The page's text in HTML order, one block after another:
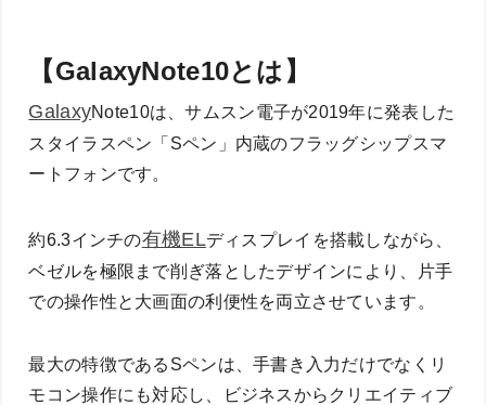
【GalaxyNote10とは】
GalaxyNote10は、サムスン電子が2019年に発表した
スタイラスペン「Sペン」内蔵のフラッグシップスマ
ートフォンです。
約6.3インチの有機ELディスプレイを搭載しながら、
ベゼルを極限まで削ぎ落としたデザインにより、片手
での操作性と大画面の利便性を両立させています。
最大の特徴であるSペンは、手書き入力だけでなくリ
モコン操作にも対応し、ビジネスからクリエイティブ